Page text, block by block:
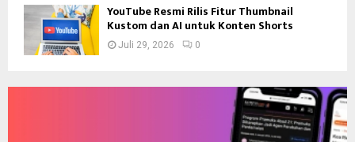
YouTube Resmi Rilis Fitur Thumbnail
Kustom dan AI untuk Konten Shorts
Juli 29, 2026 0